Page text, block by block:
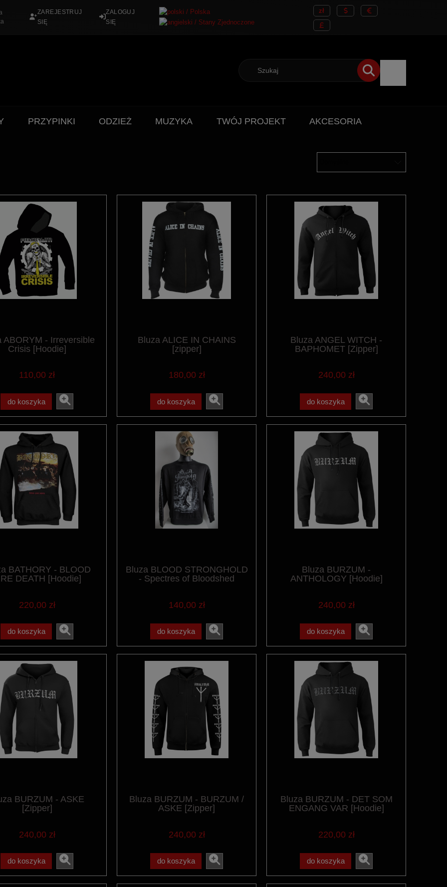
ZAREJESTRUJ
SIĘ
ZALOGUJ
SIĘ
PRZYPINKI ODZIEŻ MUZYKA TWÓJ PROJEKT AKCESORIA
ABORYM - Irreversible
Crisis [Hoodie]
110,00 zł
do koszyka
Bluza ALICE IN CHAINS
[zipper]
180,00 zł
do koszyka
Bluza ANGEL WITCH -
BAPHOMET [Zipper]
240,00 zł
do koszyka
BATHORY - BLOOD
DEATH [Hoodie]
220,00 zł
do koszyka
Bluza BLOOD STRONGHOLD
- Spectres of Bloodshed
140,00 zł
do koszyka
Bluza BURZUM -
ANTHOLOGY [Hoodie]
240,00 zł
do koszyka
BURZUM - ASKE
[Zipper]
240,00 zł
do koszyka
Bluza BURZUM - BURZUM /
ASKE [Zipper]
240,00 zł
do koszyka
Bluza BURZUM - DET SOM
ENGANG VAR [Hoodie]
220,00 zł
do koszyka